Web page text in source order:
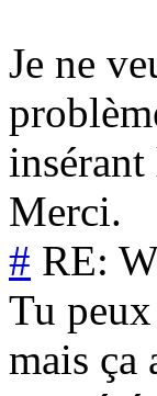
Je ne
Merci.
# RE:
Tu
mais ça